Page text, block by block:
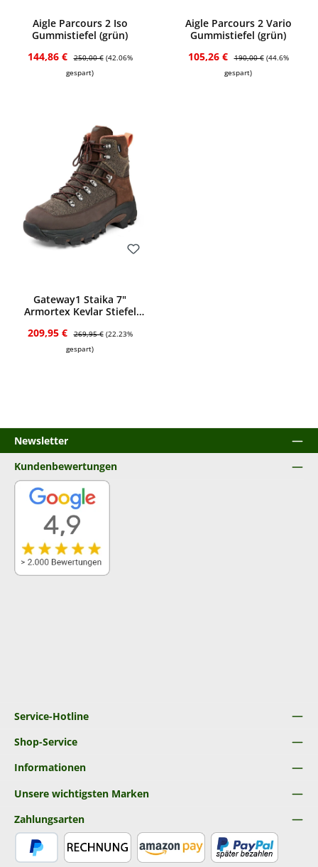
Aigle Parcours 2 Iso
Gummistiefel (grün)
Verkaufspreis:
144,86 € Regulärer Preis:
250,00 € (42.06%
gespart)
Aigle Parcours 2 Vario
Gummistiefel (grün)
Verkaufspreis:
105,26 € Regulärer Preis:
190,00 € (44.6%
gespart)
Gateway1 Staika 7"
Armortex Kevlar Stiefel
Verkaufspreis:
209,95 € Regulärer Preis:
269,95 € (22.23%
gespart)
Newsletter
Service-Hotline
Shop-Service
Informationen
Unsere wichtigsten Marken
Kundenbewertungen
Zahlungsarten